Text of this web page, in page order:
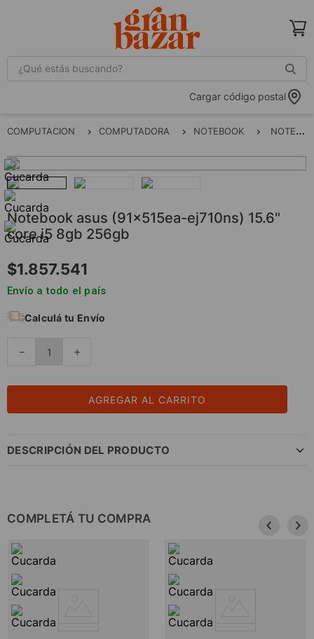
¿Qué estás buscando?
Cargar código postal
COMPUTACION COMPUTADORA NOTEBOOK NOTEBOOK ASUS (91X515EA-EJ710NS) 15.6" CORE I5 8GB 256GB
notebook asus (91x515ea-ej710ns) 15.6"
core i5 8gb 256gb
$1.857.541
Envío a todo el país
Calculá tu Envío
＋
－
AGREGAR AL CARRITO
DESCRIPCIÓN DEL PRODUCTO
COMPLETÁ TU COMPRA